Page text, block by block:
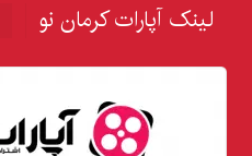
لینک آپارات کرمان نو